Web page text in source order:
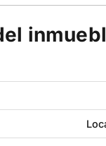
un tercer nivel
comerciales o
de dos baños y se
del edificio, que
los 7 días de la